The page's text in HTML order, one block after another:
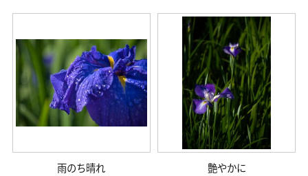
雨のち晴れ 艶やかに